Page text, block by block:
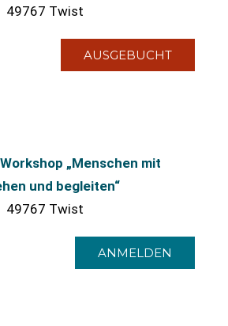
49767 Twist
AUSGEBUCHT
„Menschen mit
und begleiten“
49767 Twist
ANMELDEN